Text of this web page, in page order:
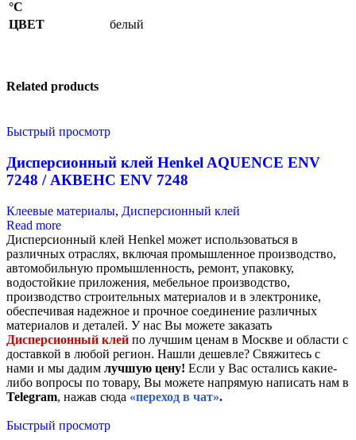
°С
ЦВЕТ
белый
Related products
Быстрый просмотр
Дисперсионный клей Henkel AQUENCE ENV
7248 / АКВЕНС ENV 7248
Клеевые материалы, Дисперсионный клей
Read more
Дисперсионный клей Henkel может использоваться в
различных отраслях, включая промышленное производство,
автомобильную промышленность, ремонт, упаковку,
водостойкие приложения, мебельное производство,
производство строительных материалов и в электронике,
обеспечивая надежное и прочное соединение различных
материалов и деталей. У нас Вы можете заказать
Дисперсионный клей по лучшим ценам в Москве и области с
доставкой в любой регион. Нашли дешевле? Свяжитесь с
нами и мы дадим лучшую цену! Если у Вас остались какие-
либо вопросы по товару, Вы можете напрямую написать нам в
Telegram, нажав сюда «переход в чат».
Быстрый просмотр